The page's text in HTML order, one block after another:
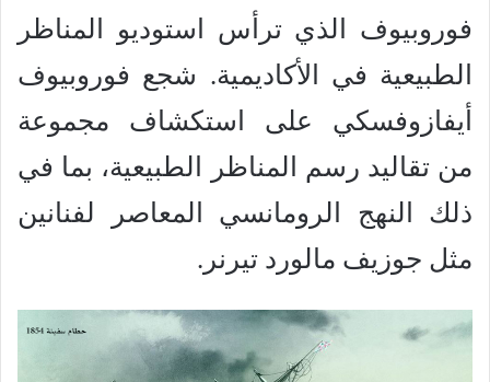
فوروبيوف الذي ترأس استوديو المناظر
الطبيعية في الأكاديمية. شجع فوروبيوف
أيفازوفسكي على استكشاف مجموعة
من تقاليد رسم المناظر الطبيعية، بما في
ذلك النهج الرومانسي المعاصر لفنانين
مثل جوزيف مالورد تيرنر.